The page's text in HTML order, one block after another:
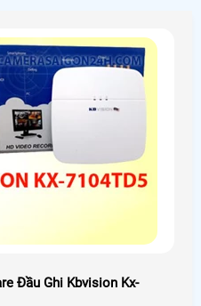
Đầu Ghi Kbvision Kx-